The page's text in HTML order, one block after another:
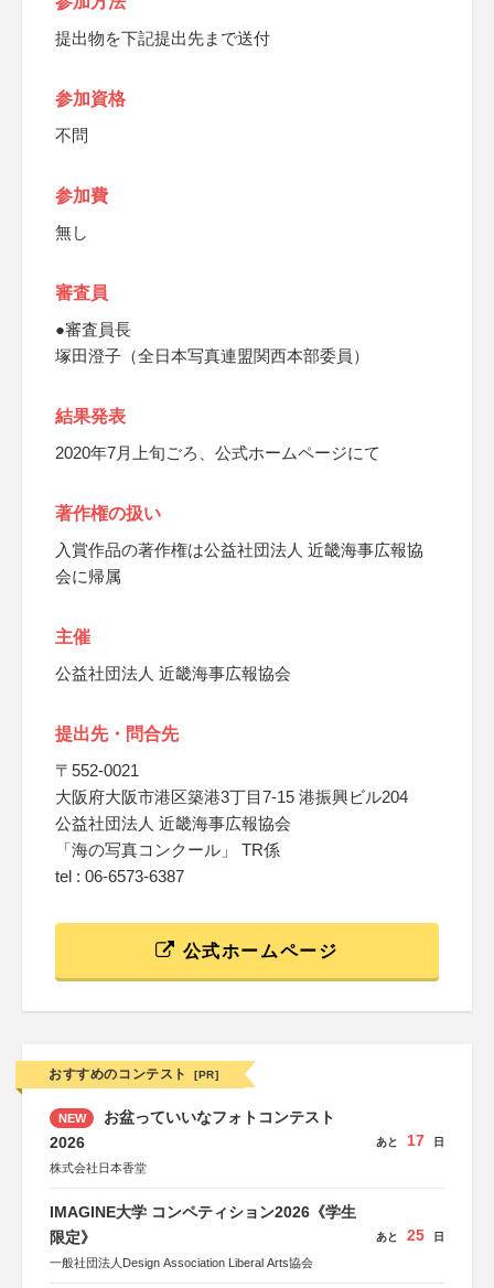
提出物を下記提出先まで送付
参加資格
不問
参加費
無し
審査員
●審査員長
塚田澄子（全日本写真連盟関西本部委員）
結果発表
2020年7月上旬ごろ、公式ホームページにて
著作権の扱い
入賞作品の著作権は公益社団法人 近畿海事広報協
会に帰属
主催
公益社団法人 近畿海事広報協会
提出先・問合先
〒552-0021
大阪府大阪市港区築港3丁目7-15 港振興ビル204
公益社団法人 近畿海事広報協会
「海の写真コンクール」 TR係
tel : 06-6573-6387
公式ホームページ
おすすめのコンテスト [PR]
NEW
お盆っていいなフォトコンテスト
2026
株式会社日本香堂
あと 17 日
IMAGINE大学 コンペティション2026《学生
限定》
一般社団法人Design Association Liberal Arts協会
あと 25 日